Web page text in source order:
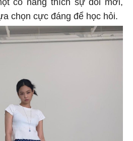
cô nàng thích sự đổi mới,
chọn cực đáng để học hỏi.